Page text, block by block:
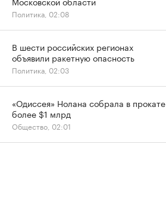
Политика, 02:08
В шести российских регионах
объявили ракетную опасность
Политика, 02:03
«Одиссея» Нолана собрала в прокате
более $1 млрд
Общество, 02:01